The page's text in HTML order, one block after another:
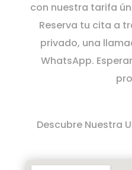
con nuestra tarifa
Reserva tu cita a
privado, una
WhatsApp.
Descubre Nuestra